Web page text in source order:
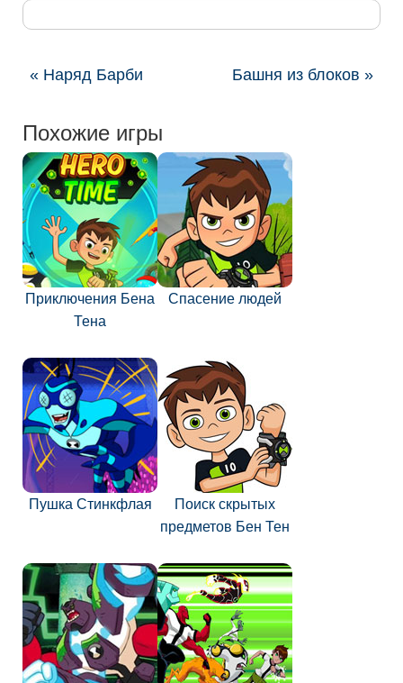
« Наряд Барби Башня из блоков »
Похожие игры
Приключения Бена
Тена
Спасение людей
Пушка Стинкфлая
Поиск скрытых
предметов Бен Тен